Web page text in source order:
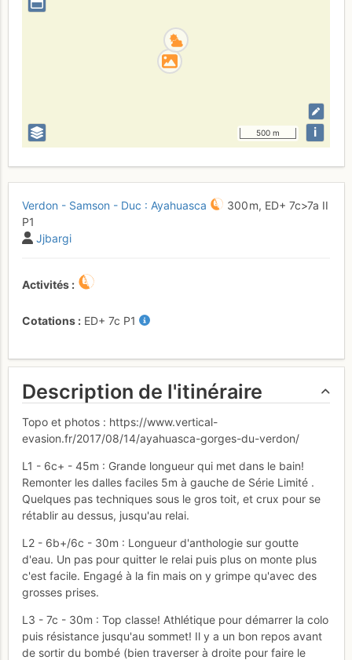
500 m i
Verdon - Samson - Duc : Ayahuasca 300 m, ED+ 7c>7a II
P1
Jjbargi
Activités
Cotations ED+ 7c P1
Description de l'itinéraire
Topo et photos : https://www.vertical-
evasion.fr/2017/08/14/ayahuasca-gorges-du-verdon/
L1 - 6c+ - 45m : Grande longueur qui met dans le bain!
Remonter les dalles faciles 5m à gauche de Série Limité .
Quelques pas techniques sous le gros toit, et crux pour se
rétablir au dessus, jusqu'au relai.
L2 - 6b+/6c - 30m : Longueur d'anthologie sur goutte
d'eau. Un pas pour quitter le relai puis plus on monte plus
c'est facile. Engagé à la fin mais on y grimpe qu'avec des
grosses prises.
L3 - 7c - 30m : Top classe! Athlétique pour démarrer la colo
puis résistance jusqu'au sommet! Il y a un bon repos avant
de sortir du bombé (bien traverser à droite pour faire le